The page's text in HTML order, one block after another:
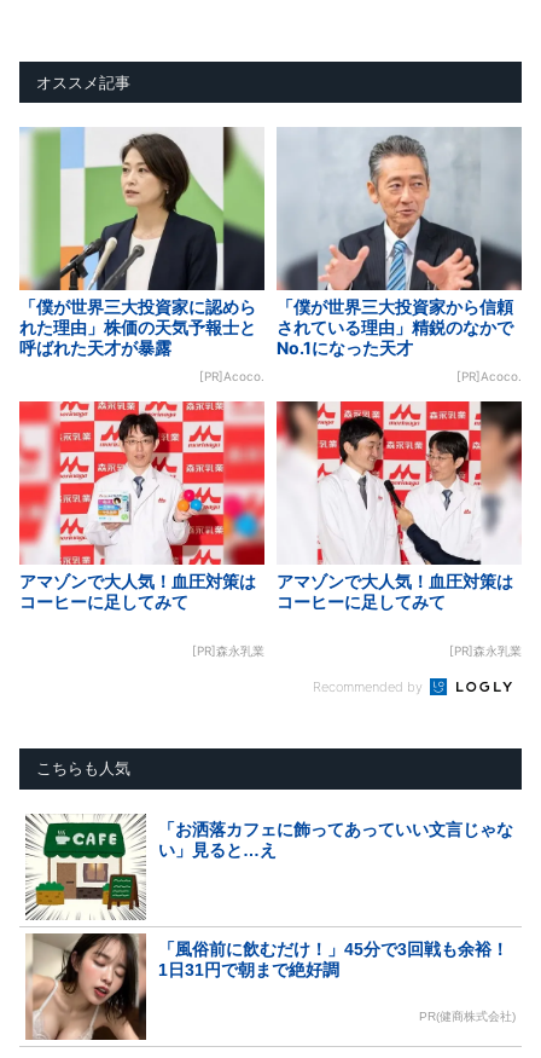
オススメ記事
「僕が世界三大投資家に認めら
れた理由」株価の天気予報士と
呼ばれた天才が暴露
[PR]Acoco.
「僕が世界三大投資家から信頼
されている理由」精鋭のなかで
No.1になった天才
[PR]Acoco.
アマゾンで大人気！血圧対策は
コーヒーに足してみて
[PR]森永乳業
アマゾンで大人気！血圧対策は
コーヒーに足してみて
[PR]森永乳業
Recommended by
こちらも人気
「お洒落カフェに飾ってあっていい文言じゃな
い」見ると…え
「風俗前に飲むだけ！」45分で3回戦も余裕！
1日31円で朝まで絶好調
PR(健商株式会社)